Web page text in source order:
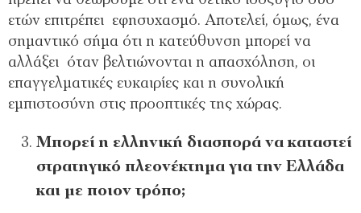
ετών επιτρέπει εφησυχασμό. Αποτελεί, όμως, ένα
σημαντικό σήμα ότι η κατεύθυνση μπορεί να
αλλάξει όταν βελτιώνονται η απασχόληση, οι
επαγγελματικές ευκαιρίες και η συνολική
εμπιστοσύνη στις προοπτικές της χώρας.
Μπορεί η ελληνική διασπορά να καταστεί
στρατηγικό πλεονέκτημα για την Ελλάδα
και με ποιον τρόπο;